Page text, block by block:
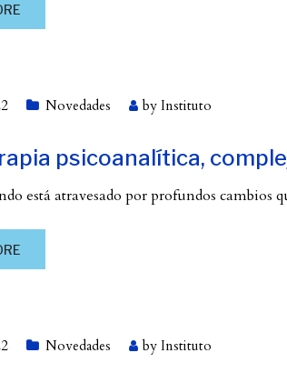
Novedades by Instituto
psicoanalítica,
está atravesado por profundos cambios
Novedades by Instituto